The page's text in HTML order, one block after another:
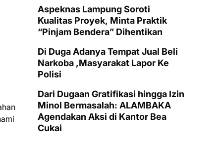
Aspeknas Lampung Soroti
Kualitas Proyek, Minta Praktik
“Pinjam Bendera” Dihentikan
Di Duga Adanya Tempat Jual Beli
Narkoba ,Masyarakat Lapor Ke
Polisi
Dari Dugaan Gratifikasi hingga Izin
Minol Bermasalah: ALAMBAKA
Agendakan Aksi di Kantor Bea
Cukai